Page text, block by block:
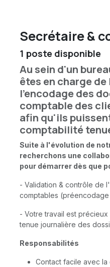
Secrétaire &
1 poste disponible
Au sein d'un
êtes en charge
l'encodage des
comptable des
afin qu'ils
comptabilité
Suite à l'évolution de
recherchons une
pour démarrer dès que
- Validation & contrôle de
comptables (préencodage
- Votre travail est
tenue journalière des
Responsabilités
Contact facile avec la